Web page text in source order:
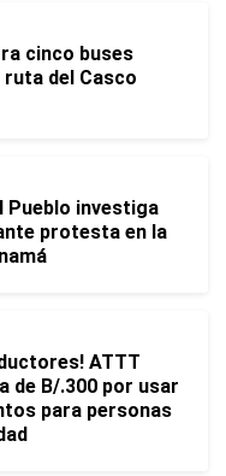
cinco buses
del Casco
Pueblo investiga
protesta en la
ATTT
de B/.300 por usar
para personas